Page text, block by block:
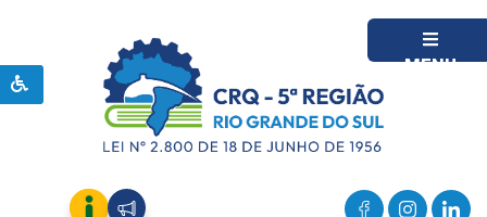
MENU